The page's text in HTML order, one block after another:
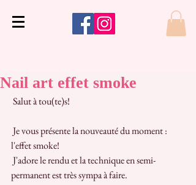
Nail art effet smoke
Salut à tou(te)s!
l'effet smoke!
permanent est très sympa à faire.